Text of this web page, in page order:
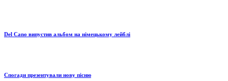
Del Cano випустив альбом на німецькому лейблі
Спогади презентували нову пісню